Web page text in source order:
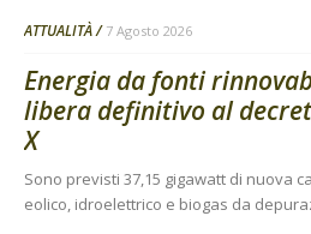
ATTUALITÀ 7 Agosto 2026
Energia da fonti
libera definitivo al
X
Sono previsti 37,15 gigawatt di nuova
eolico, idroelettrico e biogas da